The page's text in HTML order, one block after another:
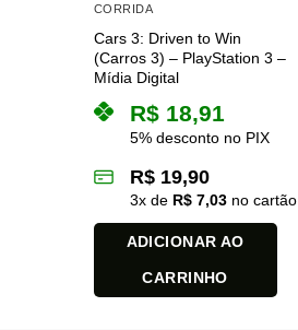
na
página
do
produto
CORRIDA
Cars 3: Driven to Win
(Carros 3) – PlayStation 3 –
Mídia Digital
R$18,91
5% desconto no PIX
R$19,90
3x de R$7,03no cartão
ADICIONAR AO
CARRINHO